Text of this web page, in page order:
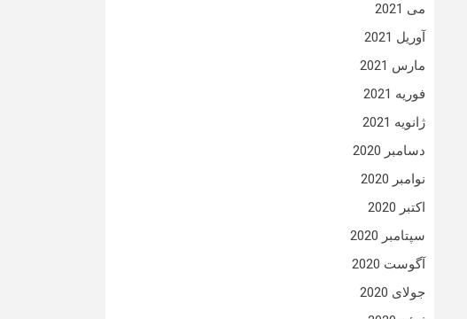
می 2021
آوریل 2021
مارس 2021
فوریه 2021
ژانویه 2021
دسامبر 2020
نوامبر 2020
اکتبر 2020
سپتامبر 2020
آگوست 2020
جولای 2020